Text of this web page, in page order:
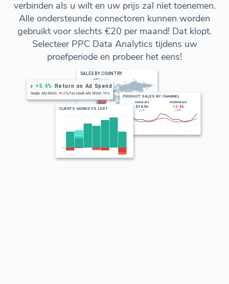
verbinden als u wilt en uw prijs zal niet toenemen.
Alle ondersteunde connectoren kunnen worden
gebruikt voor slechts €20 per maand! Dat klopt.
Selecteer PPC Data Analytics tijdens uw
proefperiode en probeer het eens!